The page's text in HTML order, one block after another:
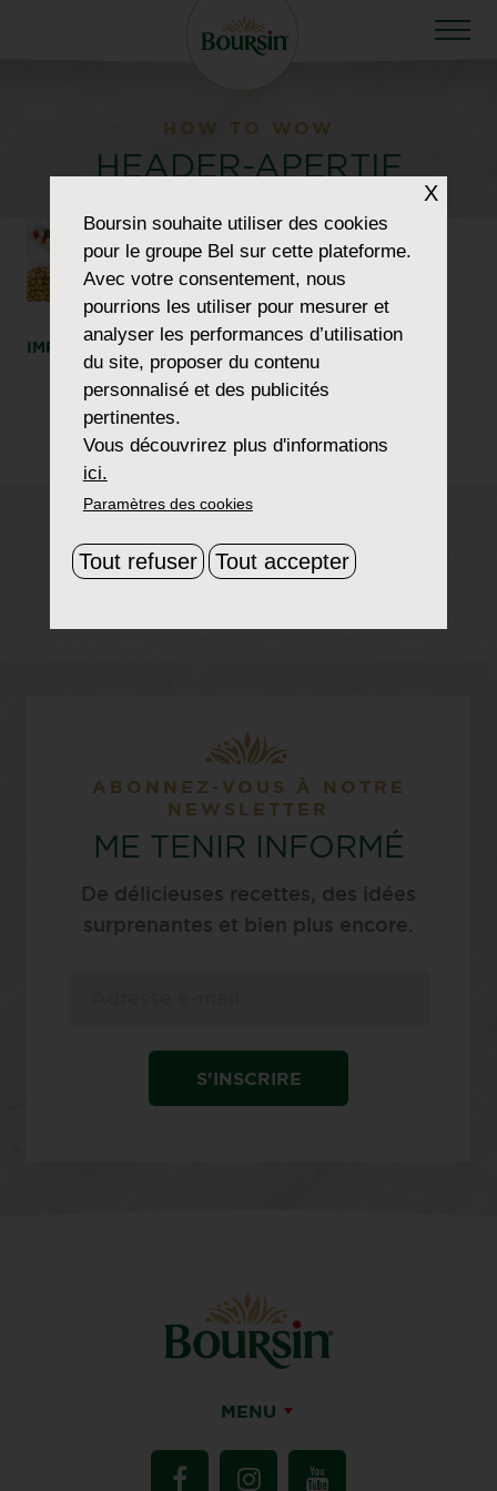
HOW TO WOW
HEADER-APERTIF
IMPRIMER PARTAGER
ABONNEZ-VOUS À NOTRE
NEWSLETTER
ME TENIR INFORMÉ
De délicieuses recettes, des idées
surprenantes et bien plus encore.
S'INSCRIRE
MENU
X
Boursinsouhaite utiliser des cookies
pour le groupe Bel sur cette plateforme.
Avec votre consentement, nous
pourrions les utiliser pour mesurer et
analyser les performances d’utilisation
du site, proposer du contenu
personnalisé et des publicités
pertinentes.
Vous découvrirez plus d'informations
ici.
Paramètres des cookies
Tout refuser Tout accepter